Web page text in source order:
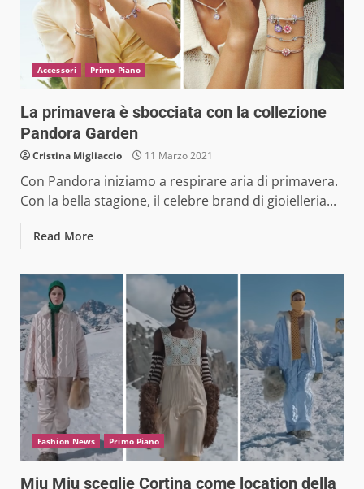
Accessori Primo Piano
La primavera è sbocciata con la collezione
Pandora Garden
Cristina Migliaccio 11 Marzo 2021
Con Pandora iniziamo a respirare aria di primavera.
Con la bella stagione, il celebre brand di gioielleria...
Read More
Fashion News Primo Piano
Miu Miu sceglie Cortina come location della